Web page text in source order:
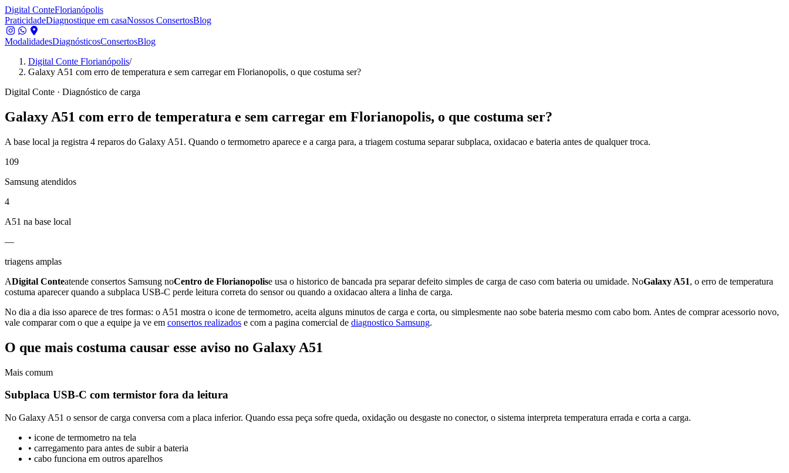
Digital ConteFlorianópolis
PraticidadeDiagnostique em casaNossos ConsertosBlog
ModalidadesDiagnósticosConsertosBlog
Digital Conte Florianópolis/
Galaxy A51 com erro de temperatura e sem carregar em Florianopolis, o que costuma ser?
Digital Conte · Diagnóstico de carga
Galaxy A51 com erro de temperatura e sem carregar em Florianopolis, o que costuma ser?
A base local ja registra 4 reparos do Galaxy A51. Quando o termometro aparece e a carga para, a triagem costuma separar subplaca, oxidacao e bateria antes de qualquer troca.
109
Samsung atendidos
4
A51 na base local
—
triagens amplas
ADigital Conteatende consertos Samsung noCentro de Florianopolise usa o historico de bancada pra separar defeito simples de carga de caso com bateria ou umidade. NoGalaxy A51, o erro de temperatura
costuma aparecer quando a subplaca USB-C perde leitura correta do sensor ou quando a oxidacao altera a linha de carga.
No dia a dia isso aparece de tres formas: o A51 mostra o icone de termometro, aceita alguns minutos de carga e corta, ou simplesmente nao sobe bateria mesmo com cabo bom. Antes de comprar acessorio novo,
vale comparar com o que a equipe ja ve em consertos realizados e com a pagina comercial de diagnostico Samsung.
O que mais costuma causar esse aviso no Galaxy A51
Mais comum
Subplaca USB-C com termistor fora da leitura
No Galaxy A51 o sensor de carga conversa com a placa inferior. Quando essa peça sofre queda, oxidação ou desgaste no conector, o sistema interpreta temperatura errada e corta a carga.
• icone de termometro na tela
• carregamento para antes de subir a bateria
• cabo funciona em outros aparelhos